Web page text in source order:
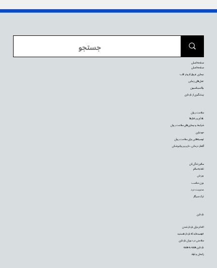
بارداری
اقدام برای باردار شدن
فهمیده‌اید که باردار هستید
سلامتی در دوران بارداری
بارداری هفته به هفته
زایمان و تولد
سالم زندگی کن
تغذیه سالم
ورزش
وزن مناسب
مدیریت درد
ترک سیگار
سلامت روان
علائم و رفتارها
شرایط و بیماری‌های سلامت روان
خودیاری
توصیه‌‌هایی برای سلامت روان
گفتار درمانی، دارو و روانپزشکی
صفحه اصلی
صفحه اصلی
بیماری عروق کرونر قلب
عمل‌های زیبایی
واکسیناسیون
پیشگیری از بارداری